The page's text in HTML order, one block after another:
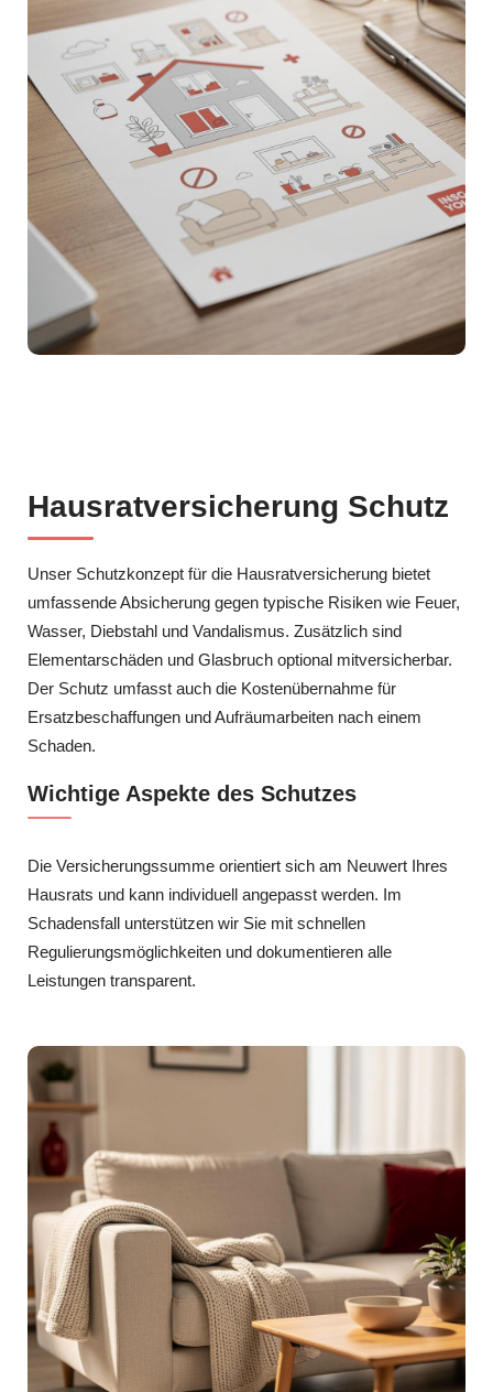
Hausratversicherung Schutz
Unser Schutzkonzept für die Hausratversicherung bietet
umfassende Absicherung gegen typische Risiken wie Feuer,
Wasser, Diebstahl und Vandalismus. Zusätzlich sind
Elementarschäden und Glasbruch optional mitversicherbar.
Der Schutz umfasst auch die Kostenübernahme für
Ersatzbeschaffungen und Aufräumarbeiten nach einem
Schaden.
Wichtige Aspekte des Schutzes
Die Versicherungssumme orientiert sich am Neuwert Ihres
Hausrats und kann individuell angepasst werden. Im
Schadensfall unterstützen wir Sie mit schnellen
Regulierungsmöglichkeiten und dokumentieren alle
Leistungen transparent.